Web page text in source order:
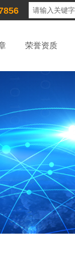
荣誉资质